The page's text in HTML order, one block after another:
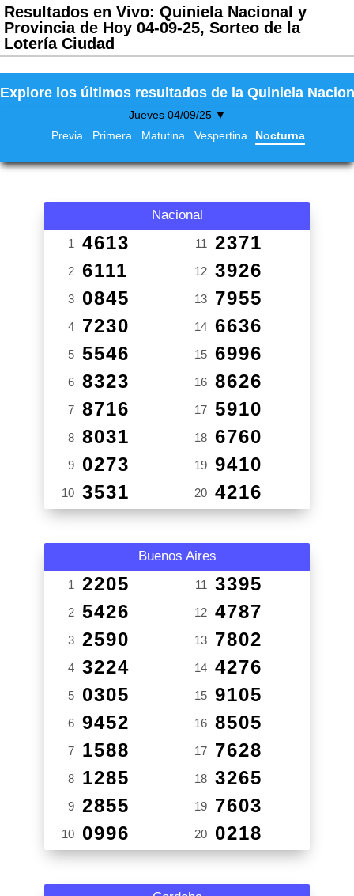
Resultados en Vivo: Quiniela Nacional y
Provincia de Hoy 04-09-25, Sorteo de la
Lotería Ciudad
Explore los últimos resultados de la Quiniela
Jueves 04/09/25 ▼
Previa
Primera Matutina Vespertina Nocturna
Nacional
1 4613
2 6111
3 0845
4 7230
5 5546
6 8323
7 8716
8 8031
9 0273
10 3531
11 2371
12 3926
13 7955
14 6636
15 6996
16 8626
17 5910
18 6760
19 9410
20 4216
Buenos Aires
1 2205
2 5426
3 2590
4 3224
5 0305
6 9452
7 1588
8 1285
9 2855
10 0996
11 3395
12 4787
13 7802
14 4276
15 9105
16 8505
17 7628
18 3265
19 7603
20 0218